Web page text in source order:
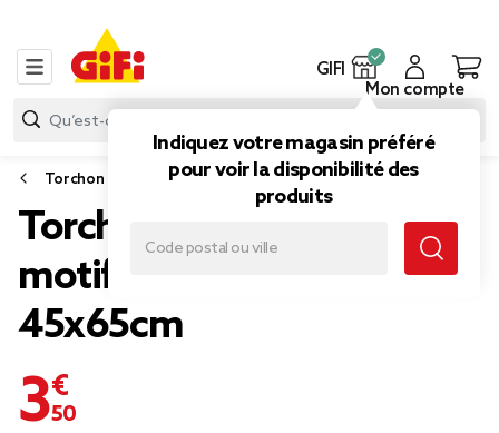
GIFI
Indiquez votre magasin préféré
pour voir la disponibilité des
produits
Mon compte
Torchon et essuie mains
Torchon Noël x3 uni et à
motif rouge et blanc
45x65cm
3,50 €